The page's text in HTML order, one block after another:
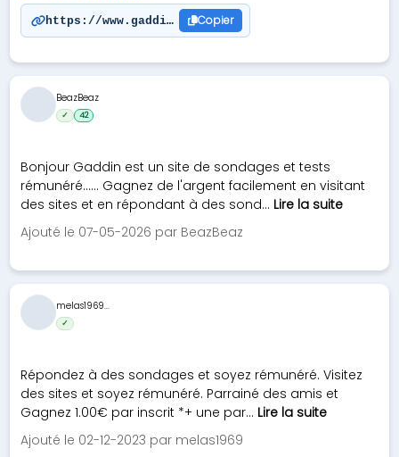
https://www.gaddin.com/Copier
Bonjour Gaddin est un site de sondages et tests
rémunéré...... Gagnez de l'argent facilement en visitant
des sites et en répondant à des sond... Lire la suite
Ajouté le 07-05-2026 par BeazBeaz
BeazBeaz
✓ 42
Répondez à des sondages et soyez rémunéré. Visitez
des sites et soyez rémunéré. Parrainé des amis et
Gagnez 1.00€ par inscrit *+ une par... Lire la suite
Ajouté le 02-12-2023 par melas1969
melas1969...
✓